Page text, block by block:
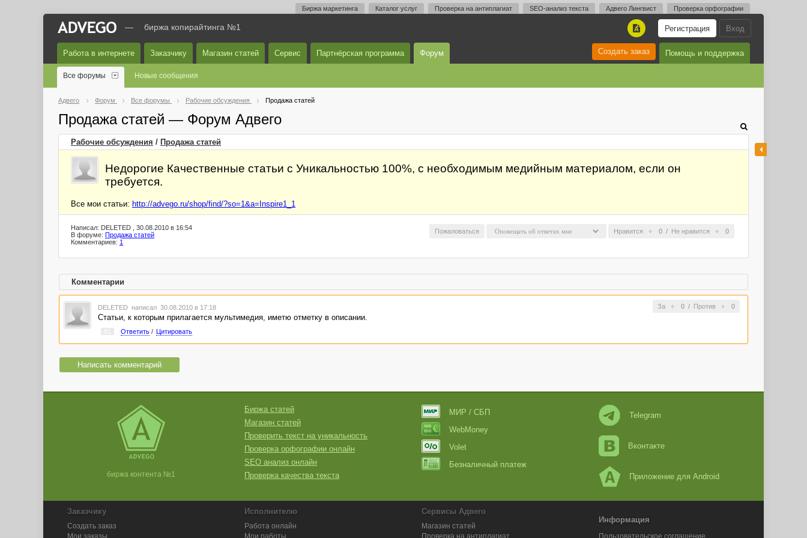
Биржа маркетинга Каталог услуг Проверка на антиплагиат SEO-анализ текста Адвего Лингвист Проверка орфографии
Вход
Регистрация
A
— биржа копирайтинга №1
Работа в интернете Заказчику Магазин статей Сервис Партнёрская программа Форум Помощь и поддержка
Создать заказ
Все форумы Новые сообщения
Адвего Форум Все форумы Рабочие обсуждения Продажа статей
Продажа статей — Форум Адвего
Рабочие обсуждения / Продажа статей
Недорогие Качественные статьи с Уникальностью 100%, с необходимым медийным материалом, если он
требуется.
Все мои статьи: http://advego.ru/shop/find/?so=1&a=Inspire1_1
Нравится 0 / Не нравится 0
Пожаловаться
Написал: DELETED , 30.08.2010 в 16:54
В форуме: Продажа статей
Комментариев: 1
Комментарии
За 0/ Против 0
DELETED написал 30.08.2010 в 17:18
Статьи, к которым прилагается мультимедия, иметю отметку в описании.
Ответить/ Цитировать
Написать комментарий
биржа контента №1
Биржа статей
Магазин статей
Проверить текст на уникальность
Проверка орфографии онлайн
SEO анализ онлайн
Проверка качества текста
МИР / СБП
WebMoney
Volet
Безналичный платеж
Telegram
Вконтакте
Приложение для Android
Заказчику
Создать заказ
Мои заказы
Исполнителю
Работа онлайн
Мои работы
Сервисы Адвего
Магазин статей
Проверка на антиплагиат
Информация
Пользовательское соглашение